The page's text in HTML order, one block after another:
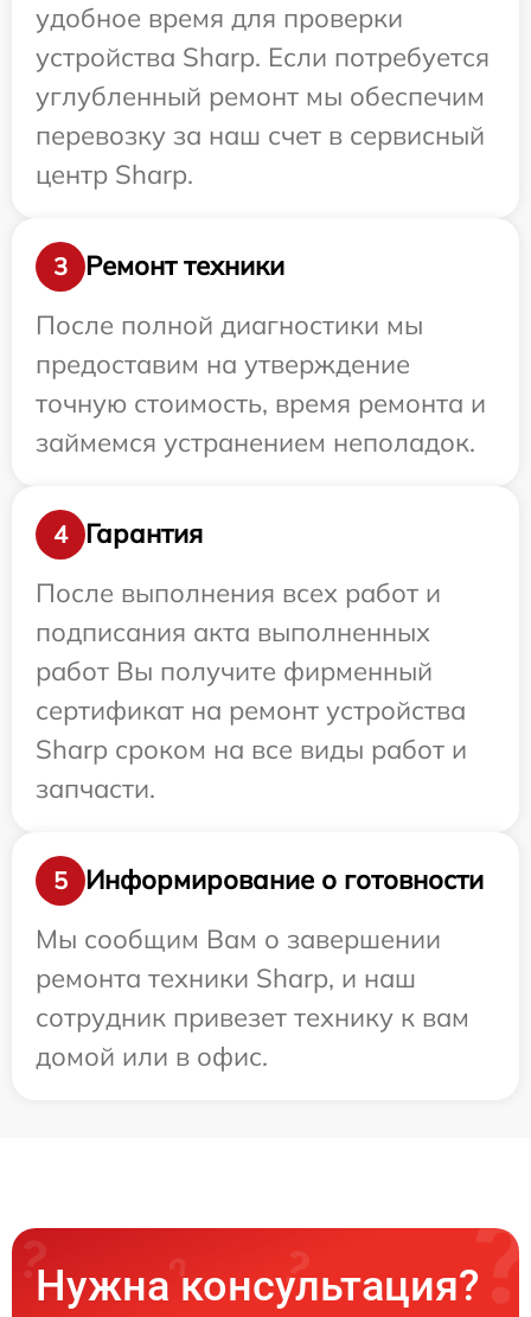
удобное время для проверки
устройства Sharp. Если потребуется
углубленный ремонт мы обеспечим
перевозку за наш счет в сервисный
центр Sharp.
3
Ремонт техники
После полной диагностики мы
предоставим на утверждение
точную стоимость, время ремонта и
займемся устранением неполадок.
4
Гарантия
После выполнения всех работ и
подписания акта выполненных
работ Вы получите фирменный
сертификат на ремонт устройства
Sharp сроком на все виды работ и
запчасти.
5
Информирование о готовности
Мы сообщим Вам о завершении
ремонта техники Sharp, и наш
сотрудник привезет технику к вам
домой или в офис.
Нужна консультация?